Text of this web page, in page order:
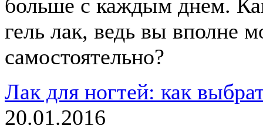
больше с каждым днем.
гель лак, ведь вы вполне
самостоятельно?
Лак для ногтей: как
20.01.2016